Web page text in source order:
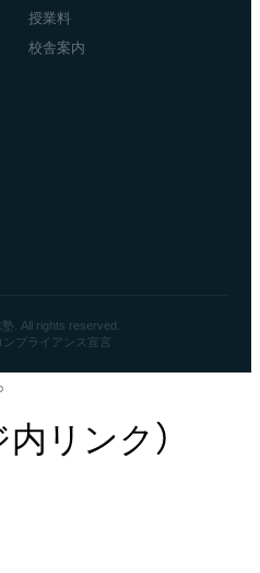
授業料
校舎案内
. All rights reserved.
ンプライアンス宣言
リンク）